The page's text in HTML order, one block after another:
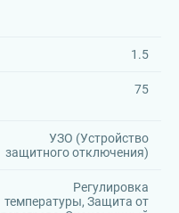
1.5
75
УЗО (Устройство
защитного отключения)
Регулировка
температуры, Защита от